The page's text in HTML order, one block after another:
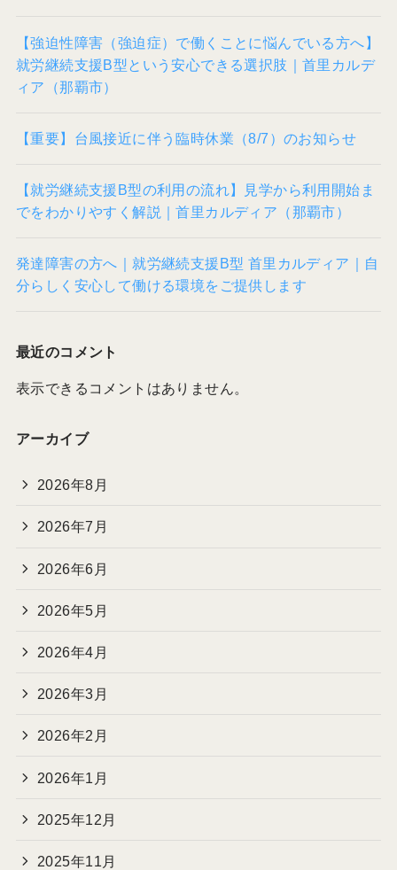
【強迫性障害（強迫症）で働くことに悩んでいる方へ】
就労継続支援B型という安心できる選択肢｜首里カルデ
ィア（那覇市）
【重要】台風接近に伴う臨時休業（8/7）のお知らせ
【就労継続支援B型の利用の流れ】見学から利用開始ま
でをわかりやすく解説｜首里カルディア（那覇市）
発達障害の方へ｜就労継続支援B型 首里カルディア｜自
分らしく安心して働ける環境をご提供します
最近のコメント
表示できるコメントはありません。
アーカイブ
2026年8月
2026年7月
2026年6月
2026年5月
2026年4月
2026年3月
2026年2月
2026年1月
2025年12月
2025年11月